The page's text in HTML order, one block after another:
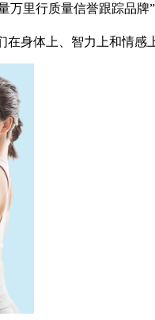
里行质量信誉跟踪品牌”
身体上、智力上和情感